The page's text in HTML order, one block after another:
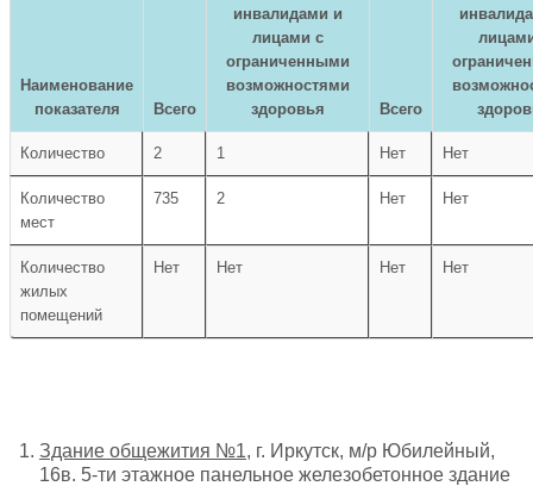
Наименование
показателя
Всего
инвалидами и
лицами с
ограниченными
возможностями
здоровья
Всего
Количество 2 1 Нет Нет
Количество
мест
735 2 Нет Нет
Количество
жилых
помещений
Нет Нет Нет Нет
Здание общежития №1, г. Иркутск, м/р Юбилейный,
16в. 5-ти этажное панельное железобетонное здание